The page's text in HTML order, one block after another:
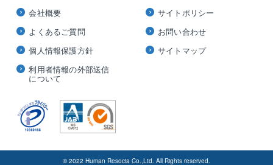
会社概要
よくあるご質問
個人情報保護方針
利用者情報の外部送信
について
サイトポリシー
お問い合わせ
サイトマップ
© 2022 Human Resocia Co.,Ltd. All Rights reserved.